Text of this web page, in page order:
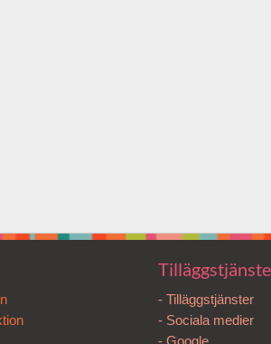
Tilläggstjänster